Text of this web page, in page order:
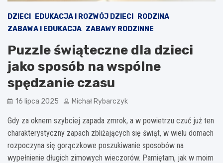
DZIECI EDUKACJA I ROZWÓJ DZIECI
RODZINA
ZABAWA I EDUKACJA ZABAWY RODZINNE
Puzzle świąteczne dla dzieci
jako sposób na wspólne
spędzanie czasu
16 lipca 2025 Michał Rybarczyk
Gdy za oknem szybciej zapada zmrok, a w powietrzu czuć już ten
charakterystyczny zapach zbliżających się świąt, w wielu domach
rozpoczyna się gorączkowe poszukiwanie sposobów na
wypełnienie długich zimowych wieczorów. Pamiętam, jak w moim